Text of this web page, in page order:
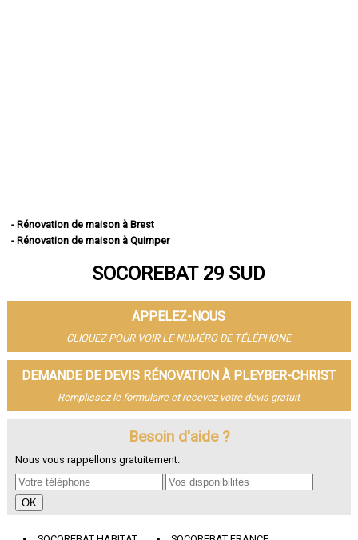
- Rénovation de maison à Brest
- Rénovation de maison à Quimper
- Rénovation de maison à Morlaix
- Rénovation de maison à Landerneau
- Rénovation de maison à Guipavas
- Rénovation de maison à Plougastel-Daoulas
- Rénovation de maison à Plouzané
- Rénovation de maison à Quimperlé
- Rénovation de maison à Le Relecq-Kerhuon
- Rénovation de maison à Fouesnant
- Rénovation de maison à Pont-l'Abbé
- Rénovation de maison à Crozon
- Rénovation de maison à Ergué-Gabéric
- Rénovation de maison à Carhaix-Plouguer
- Rénovation de maison à Guilers
SOCOREBAT 29 SUD
APPELEZ-NOUS
CLIQUEZ POUR VOIR LE NUMÉRO DE TÉLÉPHONE
DEMANDE DE DEVIS RÉNOVATION À PLEYBER-CHRIST
Remplissez le formulaire et recevez votre devis gratuit
Besoin d'aide ?
Nous vous rappellons gratuitement.